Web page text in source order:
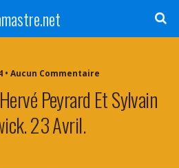
• Aucun Commentaire
Peyrard Et Sylvain
23 Avril.